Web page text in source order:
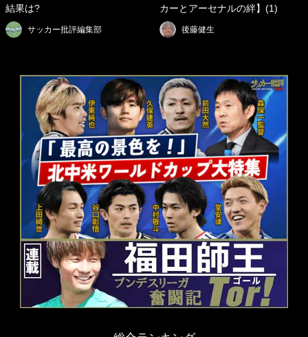
結果は?
サッカー批評編集部
カーとアーセナルの絆】(1)
後藤健生